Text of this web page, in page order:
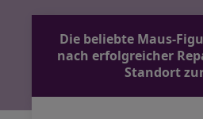
Die beliebte Maus-
nach erfolgreicher
Standort